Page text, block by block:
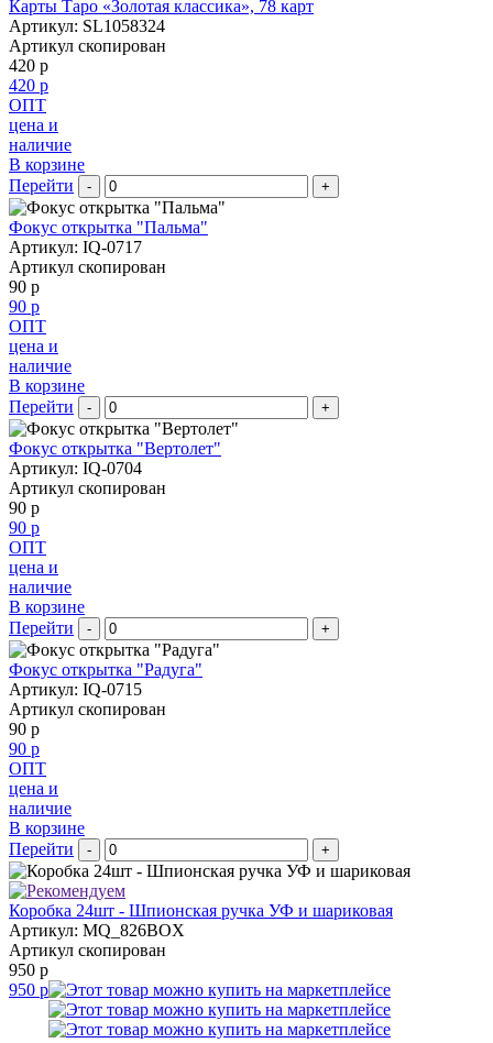
Карты Таро «Золотая классика», 78 карт
Артикул: SL1058324
Артикул скопирован
420 р
420 р
ОПТ
цена и
наличие
В корзине
Перейти
- +
Фокус открытка "Пальма"
Артикул: IQ-0717
Артикул скопирован
90 р
90 р
ОПТ
цена и
наличие
В корзине
Перейти
- +
Фокус открытка "Вертолет"
Артикул: IQ-0704
Артикул скопирован
90 р
90 р
ОПТ
цена и
наличие
В корзине
Перейти
- +
Фокус открытка "Радуга"
Артикул: IQ-0715
Артикул скопирован
90 р
90 р
ОПТ
цена и
наличие
В корзине
Перейти
- +
Коробка 24шт - Шпионская ручка УФ и шариковая
Артикул: MQ_826BOX
Артикул скопирован
950 р
950 р